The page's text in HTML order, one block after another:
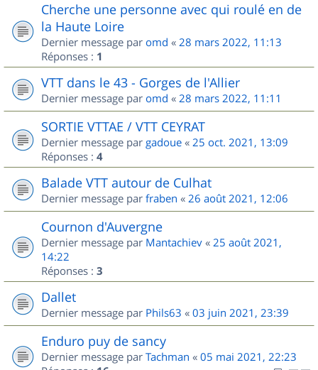
Cherche une personne avec qui roulé en de
la Haute Loire
Dernier message par omd « 28 mars 2022, 11:13
Réponses : 1
VTT dans le 43 - Gorges de l'Allier
Dernier message par omd « 28 mars 2022, 11:11
SORTIE VTTAE / VTT CEYRAT
Dernier message par gadoue « 25 oct. 2021, 13:09
Réponses : 4
Balade VTT autour de Culhat
Dernier message par fraben « 26 août 2021, 12:06
Cournon d'Auvergne
Dernier message par Mantachiev « 25 août 2021,
14:22
Réponses : 3
Dallet
Dernier message par Phils63 « 03 juin 2021, 23:39
Enduro puy de sancy
Dernier message par Tachman « 05 mai 2021, 22:23